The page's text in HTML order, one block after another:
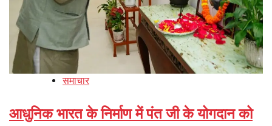
समाचार
आधुनिक भारत के निर्माण में पंत जी के योगदान को